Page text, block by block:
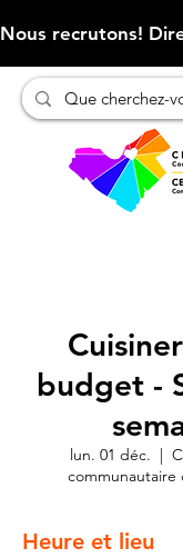
Nous recrutons!
budget -
lun. 01 déc.
  |
Heure et lieu